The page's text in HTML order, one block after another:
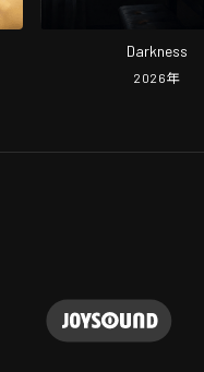
Darkness
2026年